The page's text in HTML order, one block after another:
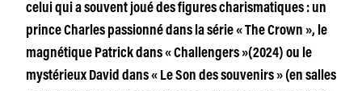
celui qui a souvent joué des figures charismatiques : un
prince Charles passionné dans la série « The Crown », le
magnétique Patrick dans « Challengers »(2024) ou le
mystérieux David dans « Le Son des souvenirs » (en salles